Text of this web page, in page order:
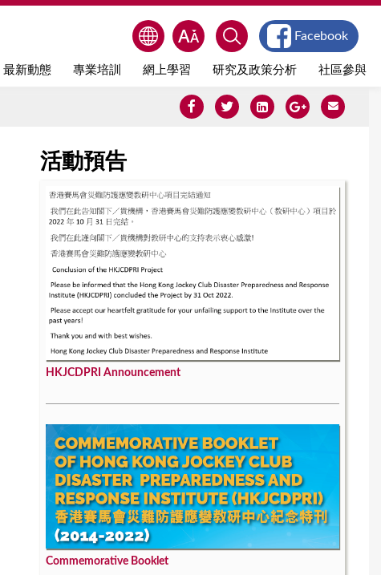
最新動態 專業培訓 網上學習 研究及政策分析 社區參與
Facebook
活動預告
HKJCDPRI Announcement
Commemorative Booklet